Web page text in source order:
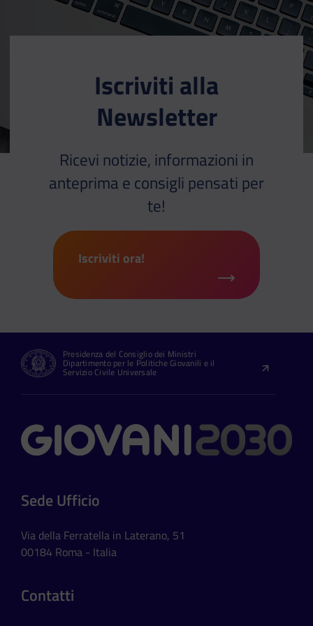
Iscriviti alla
Newsletter
Ricevi notizie, informazioni in
anteprima e consigli pensati per
te!
Iscriviti ora!
Presidenza del Consiglio dei Ministri
Dipartimento per le Politiche Giovanili e il
Servizio Civile Universale
Contatti
Sede Ufficio
Via della Ferratella in Laterano, 51
00184 Roma - Italia
Contatti